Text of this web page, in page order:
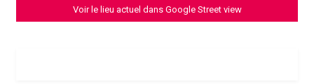
Voir le lieu actuel dans Google Street view